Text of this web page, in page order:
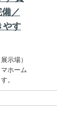
／
やす
示場）
ホーム
。